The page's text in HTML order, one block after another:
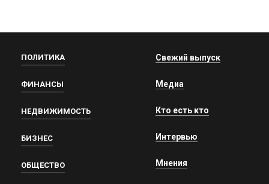
ПОЛИТИКА
ФИНАНСЫ
НЕДВИЖИМОСТЬ
БИЗНЕС
ОБЩЕСТВО
Свежий выпуск
Медиа
Кто есть кто
Интервью
Мнения